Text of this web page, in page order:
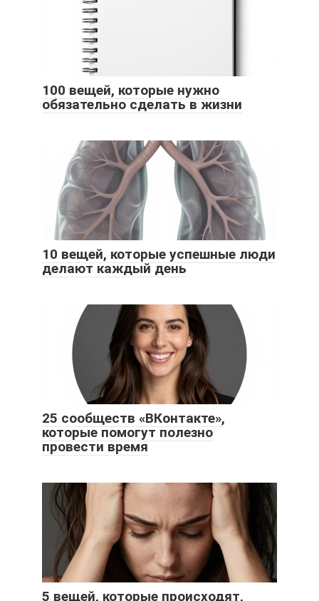
100 вещей, которые нужно
обязательно сделать в жизни
10 вещей, которые успешные люди
делают каждый день
25 сообществ «ВКонтакте»,
которые помогут полезно
провести время
5 вещей, которые происходят,